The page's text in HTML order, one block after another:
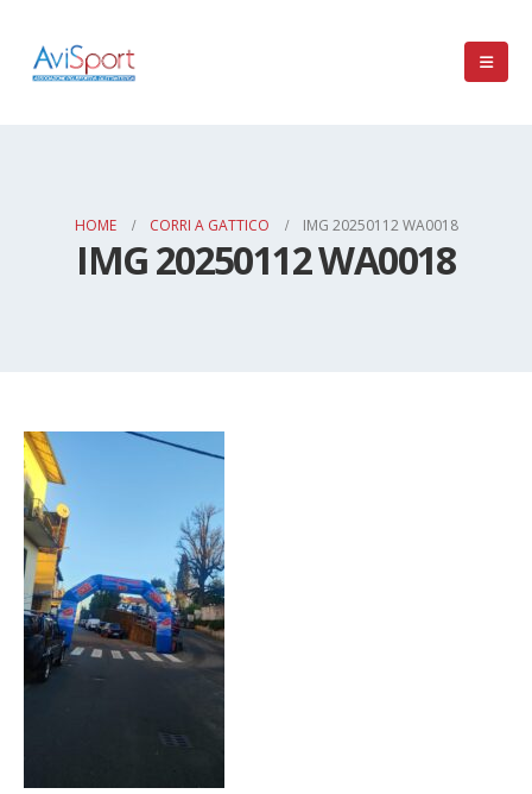
HOME CORRI A GATTICO IMG 20250112 WA0018
IMG 20250112 WA0018